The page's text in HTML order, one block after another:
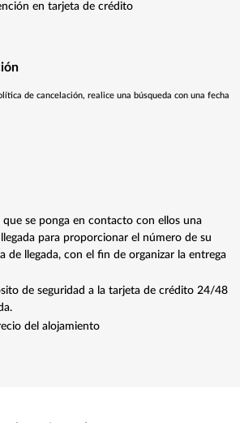
en tarjeta de crédito
de cancelación, realice una búsqueda con una fecha
que se ponga en contacto con ellos una
para proporcionar el número de su
de llegada, con el fin de organizar la entrega
de seguridad a la tarjeta de crédito 24/48
del alojamiento